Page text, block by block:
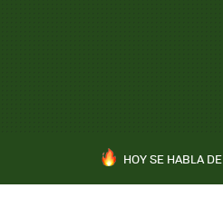
HOY SE HABLA DE